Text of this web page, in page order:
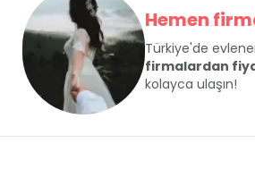
Hemen
Türkiye'de
firmalardan
kolayca ulaşın!